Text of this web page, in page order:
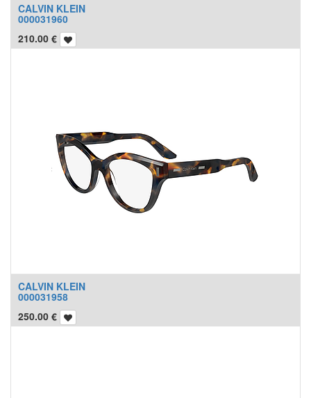
CALVIN KLEIN
000031960
210.00 €
CALVIN KLEIN
000031958
250.00 €